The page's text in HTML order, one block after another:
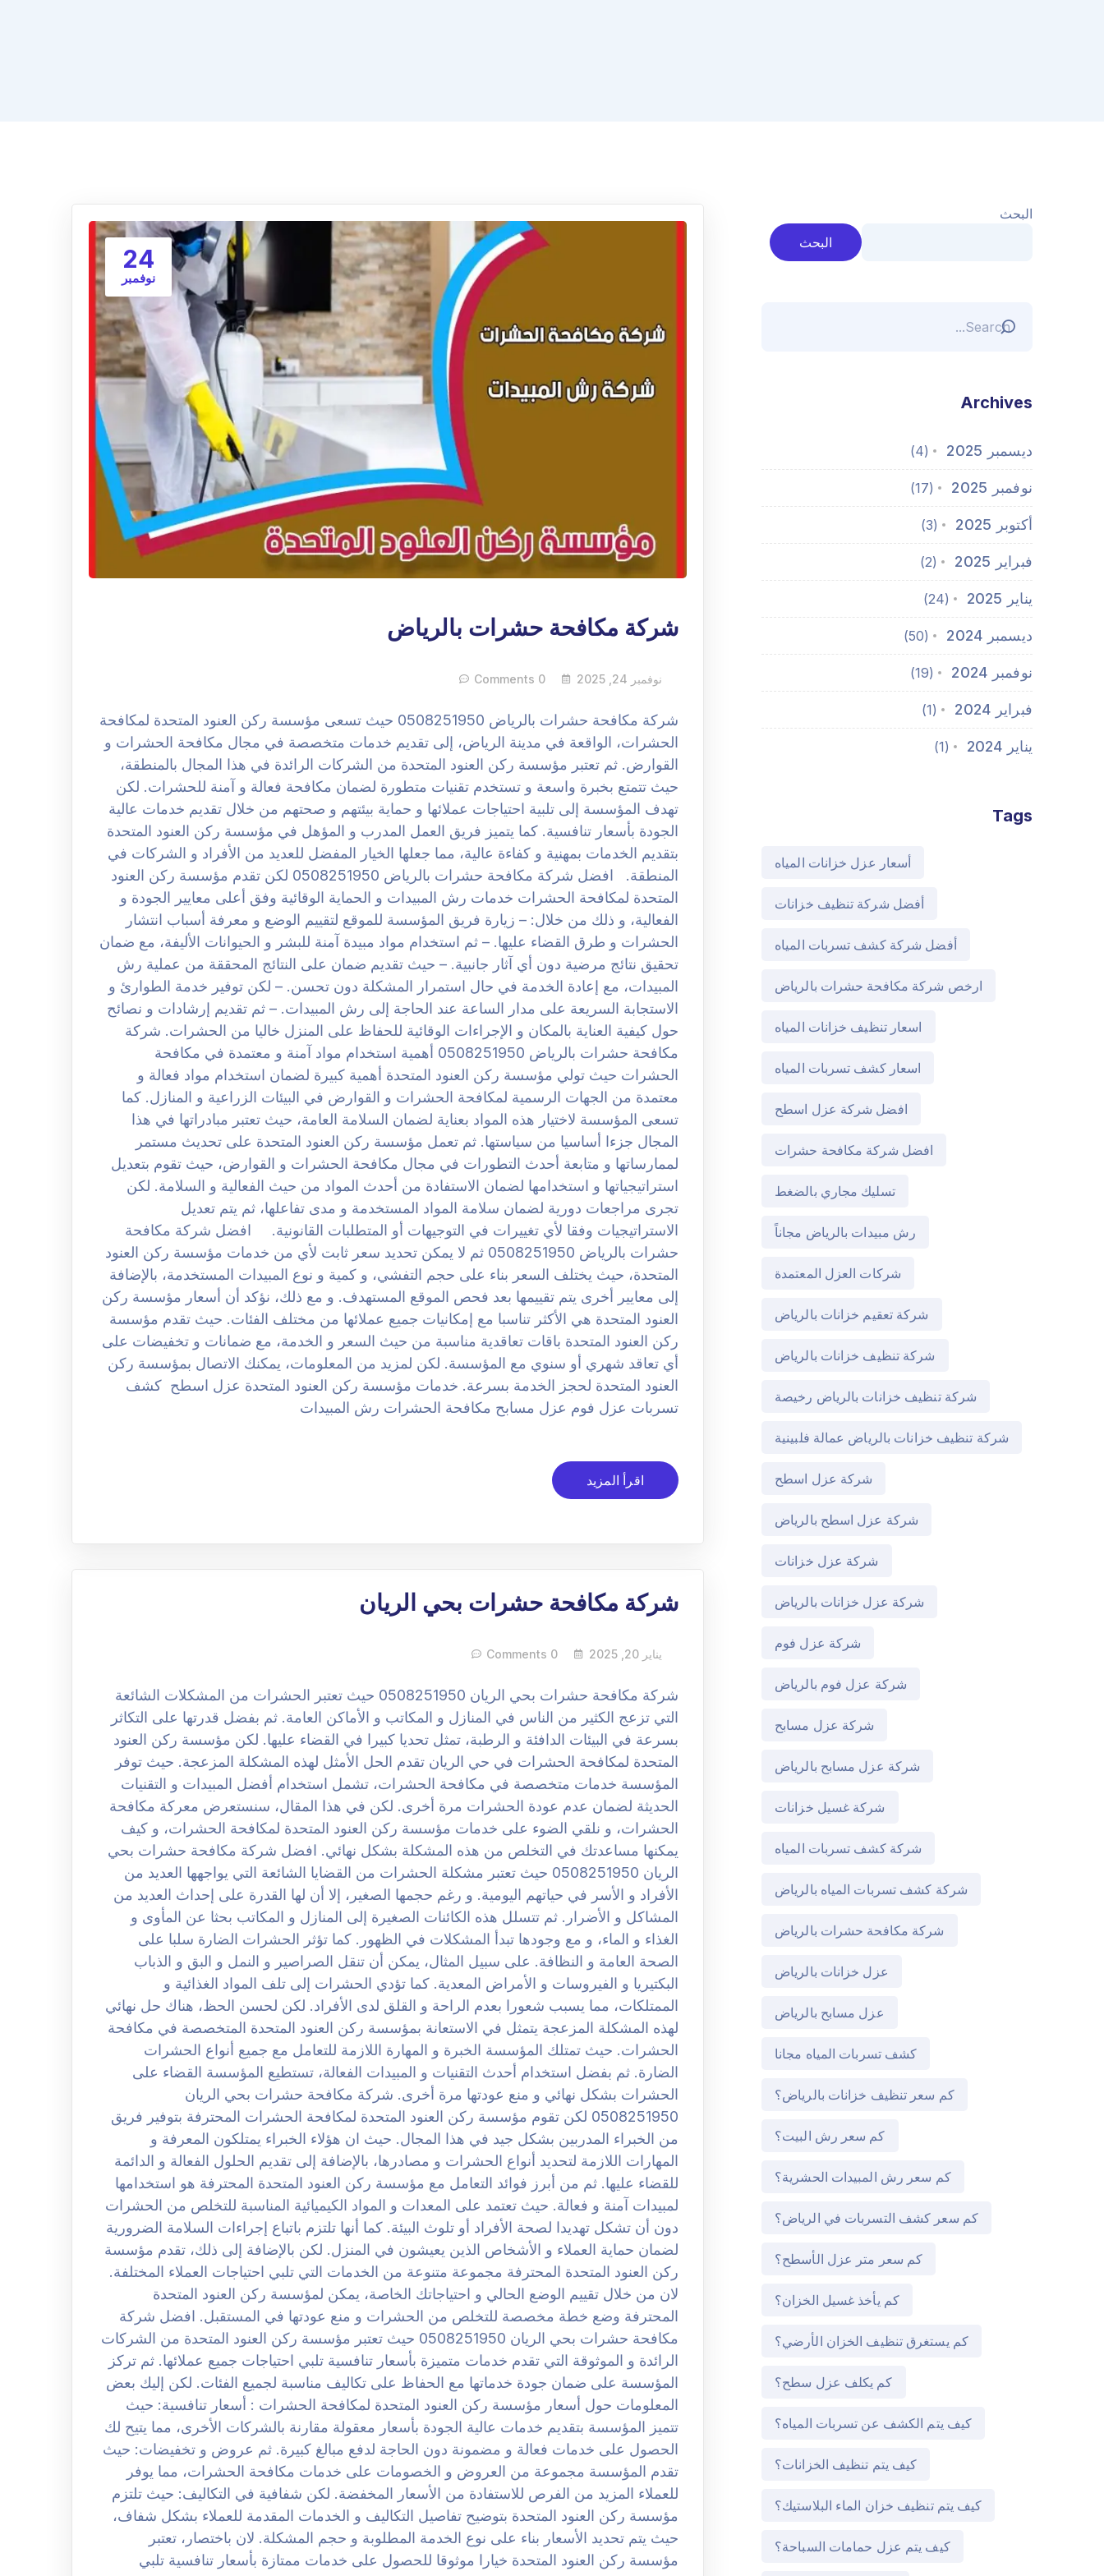
24
نوفمبر
شركة مكافحة حشرات بالرياض
نوفمبر 24, 2025 0 Comments
شركة مكافحة حشرات بالرياض 0508251950 حيث تسعى مؤسسة ركن العنود المتحدة لمكافحة
الحشرات، الواقعة في مدينة الرياض، إلى تقديم خدمات متخصصة في مجال مكافحة الحشرات و
القوارض. ثم تعتبر مؤسسة ركن العنود المتحدة من الشركات الرائدة في هذا المجال بالمنطقة،
حيث تتمتع بخبرة واسعة و تستخدم تقنيات متطورة لضمان مكافحة فعالة و آمنة للحشرات. لكن
تهدف المؤسسة إلى تلبية احتياجات عملائها و حماية بيئتهم و صحتهم من خلال تقديم خدمات عالية
الجودة بأسعار تنافسية. كما يتميز فريق العمل المدرب و المؤهل في مؤسسة ركن العنود المتحدة
بتقديم الخدمات بمهنية و كفاءة عالية، مما جعلها الخيار المفضل للعديد من الأفراد و الشركات في
المنطقة. افضل شركة مكافحة حشرات بالرياض 0508251950 لكن تقدم مؤسسة ركن العنود
المتحدة لمكافحة الحشرات خدمات رش المبيدات و الحماية الوقائية وفق أعلى معايير الجودة و
الفعالية، و ذلك من خلال: – زيارة فريق المؤسسة للموقع لتقييم الوضع و معرفة أسباب انتشار
الحشرات و طرق القضاء عليها. – ثم استخدام مواد مبيدة آمنة للبشر و الحيوانات الأليفة، مع ضمان
تحقيق نتائج مرضية دون أي آثار جانبية. – حيث تقديم ضمان على النتائج المحققة من عملية رش
المبيدات، مع إعادة الخدمة في حال استمرار المشكلة دون تحسن. – لكن توفير خدمة الطوارئ و
الاستجابة السريعة على مدار الساعة عند الحاجة إلى رش المبيدات. – ثم تقديم إرشادات و نصائح
حول كيفية العناية بالمكان و الإجراءات الوقائية للحفاظ على المنزل خاليا من الحشرات. شركة
مكافحة حشرات بالرياض 0508251950 أهمية استخدام مواد آمنة و معتمدة في مكافحة
الحشرات حيث تولي مؤسسة ركن العنود المتحدة أهمية كبيرة لضمان استخدام مواد فعالة و
معتمدة من الجهات الرسمية لمكافحة الحشرات و القوارض في البيئات الزراعية و المنازل. كما
تسعى المؤسسة لاختيار هذه المواد بعناية لضمان السلامة العامة، حيث تعتبر مبادراتها في هذا
المجال جزءا أساسيا من سياستها. ثم تعمل مؤسسة ركن العنود المتحدة على تحديث مستمر
لممارساتها و متابعة أحدث التطورات في مجال مكافحة الحشرات و القوارض، حيث تقوم بتعديل
استراتيجياتها و استخدامها لضمان الاستفادة من أحدث المواد من حيث الفعالية و السلامة. لكن
تجرى مراجعات دورية لضمان سلامة المواد المستخدمة و مدى تفاعلها، ثم يتم تعديل
الاستراتيجيات وفقا لأي تغييرات في التوجيهات أو المتطلبات القانونية. افضل شركة مكافحة
حشرات بالرياض 0508251950 ثم لا يمكن تحديد سعر ثابت لأي من خدمات مؤسسة ركن العنود
المتحدة، حيث يختلف السعر بناء على حجم التفشي، و كمية و نوع المبيدات المستخدمة، بالإضافة
إلى معايير أخرى يتم تقييمها بعد فحص الموقع المستهدف. و مع ذلك، نؤكد أن أسعار مؤسسة ركن
العنود المتحدة هي الأكثر تناسبا مع إمكانيات جميع عملائها من مختلف الفئات. حيث تقدم مؤسسة
ركن العنود المتحدة باقات تعاقدية مناسبة من حيث السعر و الخدمة، مع ضمانات و تخفيضات على
أي تعاقد شهري أو سنوي مع المؤسسة. لكن لمزيد من المعلومات، يمكنك الاتصال بمؤسسة ركن
العنود المتحدة لحجز الخدمة بسرعة. خدمات مؤسسة ركن العنود المتحدة عزل اسطح كشف
تسربات عزل فوم عزل مسابح مكافحة الحشرات رش المبيدات
اقرأ المزيد
شركة مكافحة حشرات بحي الريان
يناير 20, 2025 0 Comments
شركة مكافحة حشرات بحي الريان 0508251950 حيث تعتبر الحشرات من المشكلات الشائعة
التي تزعج الكثير من الناس في المنازل و المكاتب و الأماكن العامة. ثم بفضل قدرتها على التكاثر
بسرعة في البيئات الدافئة و الرطبة، تمثل تحديا كبيرا في القضاء عليها. لكن مؤسسة ركن العنود
المتحدة لمكافحة الحشرات في حي الريان تقدم الحل الأمثل لهذه المشكلة المزعجة. حيث توفر
المؤسسة خدمات متخصصة في مكافحة الحشرات، تشمل استخدام أفضل المبيدات و التقنيات
الحديثة لضمان عدم عودة الحشرات مرة أخرى. لكن في هذا المقال، سنستعرض معركة مكافحة
الحشرات، و نلقي الضوء على خدمات مؤسسة ركن العنود المتحدة لمكافحة الحشرات، و كيف
يمكنها مساعدتك في التخلص من هذه المشكلة بشكل نهائي. افضل شركة مكافحة حشرات بحي
الريان 0508251950 حيث تعتبر مشكلة الحشرات من القضايا الشائعة التي يواجهها العديد من
الأفراد و الأسر في حياتهم اليومية. و رغم حجمها الصغير، إلا أن لها القدرة على إحداث العديد من
المشاكل و الأضرار. ثم تتسلل هذه الكائنات الصغيرة إلى المنازل و المكاتب بحثا عن المأوى و
الغذاء و الماء، و مع وجودها تبدأ المشكلات في الظهور. كما تؤثر الحشرات الضارة سلبا على
الصحة العامة و النظافة. على سبيل المثال، يمكن أن تنقل الصراصير و النمل و البق و الذباب
البكتيريا و الفيروسات و الأمراض المعدية. كما تؤدي الحشرات إلى تلف المواد الغذائية و
الممتلكات، مما يسبب شعورا بعدم الراحة و القلق لدى الأفراد. لكن لحسن الحظ، هناك حل نهائي
لهذه المشكلة المزعجة يتمثل في الاستعانة بمؤسسة ركن العنود المتحدة المتخصصة في مكافحة
الحشرات. حيث تمتلك المؤسسة الخبرة و المهارة اللازمة للتعامل مع جميع أنواع الحشرات
الضارة. ثم بفضل استخدام أحدث التقنيات و المبيدات الفعالة، تستطيع المؤسسة القضاء على
الحشرات بشكل نهائي و منع عودتها مرة أخرى. شركة مكافحة حشرات بحي الريان
0508251950 لكن تقوم مؤسسة ركن العنود المتحدة لمكافحة الحشرات المحترفة بتوفير فريق
من الخبراء المدربين بشكل جيد في هذا المجال. حيث ان هؤلاء الخبراء يمتلكون المعرفة و
المهارات اللازمة لتحديد أنواع الحشرات و مصادرها، بالإضافة إلى تقديم الحلول الفعالة و الدائمة
للقضاء عليها. ثم من أبرز فوائد التعامل مع مؤسسة ركن العنود المتحدة المحترفة هو استخدامها
لمبيدات آمنة و فعالة. حيث تعتمد على المعدات و المواد الكيميائية المناسبة للتخلص من الحشرات
دون أن تشكل تهديدا لصحة الأفراد أو تلوث البيئة. كما أنها تلتزم باتباع إجراءات السلامة الضرورية
لضمان حماية العملاء و الأشخاص الذين يعيشون في المنزل. لكن بالإضافة إلى ذلك، تقدم مؤسسة
ركن العنود المتحدة المحترفة مجموعة متنوعة من الخدمات التي تلبي احتياجات العملاء المختلفة.
لان من خلال تقييم الوضع الحالي و احتياجاتك الخاصة، يمكن لمؤسسة ركن العنود المتحدة
المحترفة وضع خطة مخصصة للتخلص من الحشرات و منع عودتها في المستقبل. افضل شركة
مكافحة حشرات بحي الريان 0508251950 حيث تعتبر مؤسسة ركن العنود المتحدة من الشركات
الرائدة و الموثوقة التي تقدم خدمات متميزة بأسعار تنافسية تلبي احتياجات جميع عملائها. ثم تركز
المؤسسة على ضمان جودة خدماتها مع الحفاظ على تكاليف مناسبة لجميع الفئات. لكن إليك بعض
المعلومات حول أسعار مؤسسة ركن العنود المتحدة لمكافحة الحشرات : أسعار تنافسية: حيث
تتميز المؤسسة بتقديم خدمات عالية الجودة بأسعار معقولة مقارنة بالشركات الأخرى، مما يتيح لك
الحصول على خدمات فعالة و مضمونة دون الحاجة لدفع مبالغ كبيرة. ثم عروض و تخفيضات: حيث
تقدم المؤسسة مجموعة من العروض و الخصومات على خدمات مكافحة الحشرات، مما يوفر
للعملاء المزيد من الفرص للاستفادة من الأسعار المخفضة. لكن شفافية في التكاليف: حيث تلتزم
مؤسسة ركن العنود المتحدة بتوضيح تفاصيل التكاليف و الخدمات المقدمة للعملاء بشكل شفاف،
حيث يتم تحديد الأسعار بناء على نوع الخدمة المطلوبة و حجم المشكلة. لان باختصار، تعتبر
مؤسسة ركن العنود المتحدة خيارا موثوقا للحصول على خدمات ممتازة بأسعار تنافسية تلبي
البحث
البحث
Archives
ديسمبر 2025 (4)
نوفمبر 2025 (17)
أكتوبر 2025 (3)
فبراير 2025 (2)
يناير 2025 (24)
ديسمبر 2024 (50)
نوفمبر 2024 (19)
فبراير 2024 (1)
يناير 2024 (1)
Tags
أسعار عزل خزانات المياه
أفضل شركة تنظيف خزانات
أفضل شركة كشف تسربات المياه
ارخص شركة مكافحة حشرات بالرياض
اسعار تنظيف خزانات المياه
اسعار كشف تسربات المياه
افضل شركة عزل اسطح
افضل شركة مكافحة حشرات
تسليك مجاري بالضغط
رش مبيدات بالرياض مجاناً
شركات العزل المعتمدة
شركة تعقيم خزانات بالرياض
شركة تنظيف خزانات بالرياض
شركة تنظيف خزانات بالرياض رخيصة
شركة تنظيف خزانات بالرياض عمالة فلبينية
شركة عزل اسطح
شركة عزل اسطح بالرياض
شركة عزل خزانات
شركة عزل خزانات بالرياض
شركة عزل فوم
شركة عزل فوم بالرياض
شركة عزل مسابح
شركة عزل مسابح بالرياض
شركة غسيل خزانات
شركة كشف تسربات المياه
شركة كشف تسربات المياه بالرياض
شركة مكافحة حشرات بالرياض
عزل خزانات بالرياض
عزل مسابح بالرياض
كشف تسربات المياه مجانا
كم سعر تنظيف خزانات بالرياض؟
كم سعر رش البيت؟
كم سعر رش المبيدات الحشرية؟
كم سعر كشف التسربات في الرياض؟
كم سعر متر عزل الأسطح؟
كم يأخذ غسيل الخزان؟
كم يستغرق تنظيف الخزان الأرضي؟
كم يكلف عزل سطح؟
كيف يتم الكشف عن تسربات المياه؟
كيف يتم تنظيف الخزانات؟
كيف يتم تنظيف خزان الماء البلاستيك؟
كيف يتم عزل حمامات السباحة؟